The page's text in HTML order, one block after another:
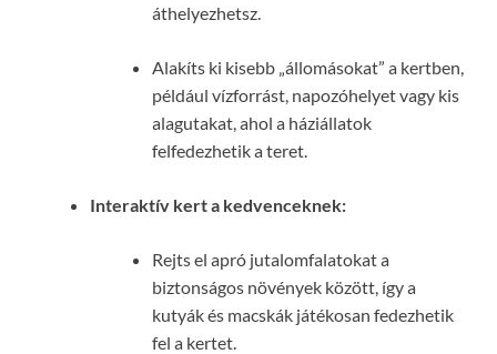
áthelyezhetsz.
Alakíts ki kisebb „állomásokat” a kertben,
például vízforrást, napozóhelyet vagy kis
alagutakat, ahol a háziállatok
felfedezhetik a teret.
Interaktív kert a kedvenceknek:
Rejts el apró jutalomfalatokat a
biztonságos növények között, így a
kutyák és macskák játékosan fedezhetik
fel a kertet.